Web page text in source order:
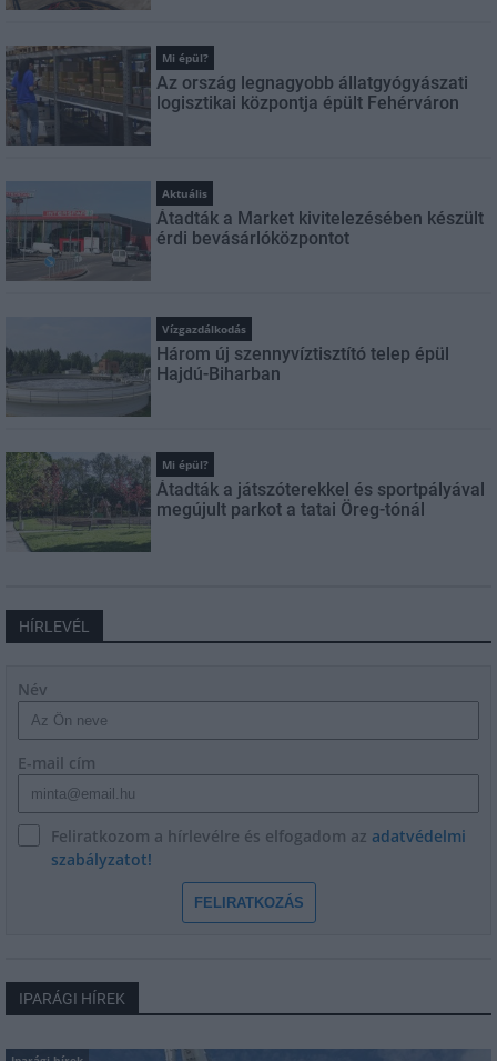
Mi épül?
Az ország legnagyobb állatgyógyászati
logisztikai központja épült Fehérváron
Aktuális
Átadták a Market kivitelezésében készült
érdi bevásárlóközpontot
Vízgazdálkodás
Három új szennyvíztisztító telep épül
Hajdú-Biharban
Mi épül?
Átadták a játszóterekkel és sportpályával
megújult parkot a tatai Öreg-tónál
HÍRLEVÉL
Név
E-mail cím
Feliratkozom a hírlevélre és elfogadom az adatvédelmi
szabályzatot!
FELIRATKOZÁS
IPARÁGI HÍREK